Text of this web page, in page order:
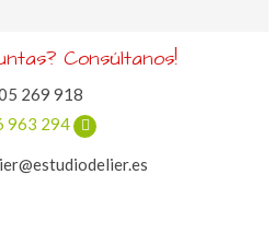
Consúltanos!
269 918
963 294